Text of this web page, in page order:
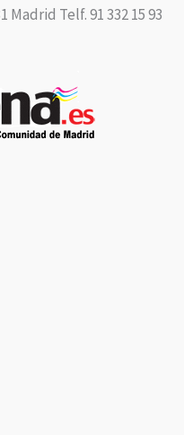
Madrid Telf. 91 332 15 93